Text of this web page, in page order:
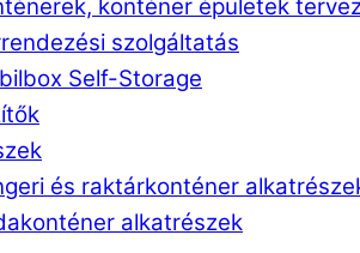
konténer épületek
szolgáltatás
Self-Storage
és raktárkonténer
alkatrészek